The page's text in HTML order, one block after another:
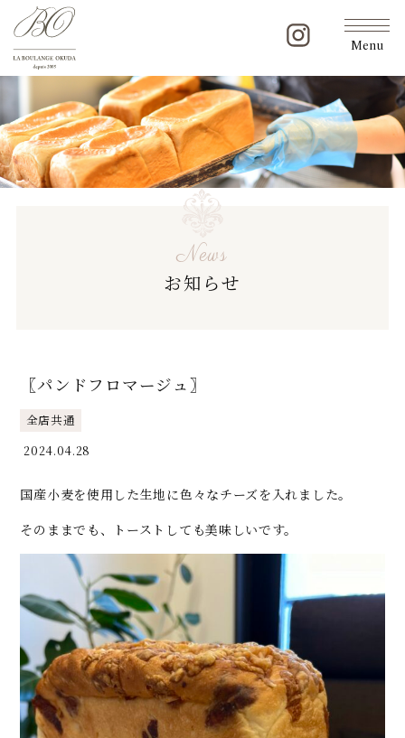
Menu
News
お知らせ
〖パンドフロマージュ〗
全店共通
2024.04.28
国産小麦を使用した生地に色々なチーズを入れました。
そのままでも、トーストしても美味しいです。